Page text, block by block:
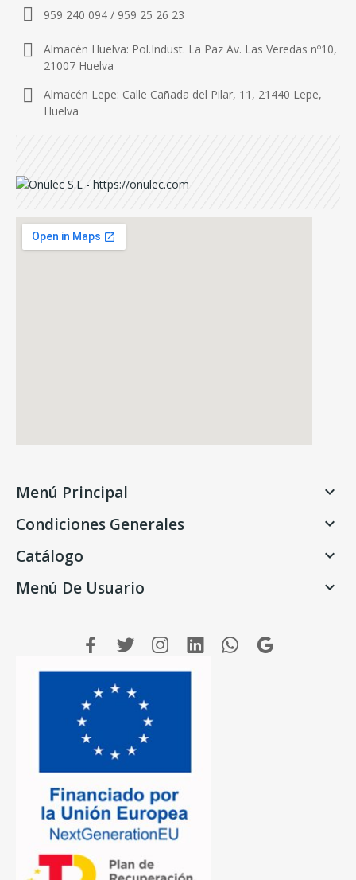
959 240 094 / 959 25 26 23
Almacén Huelva: Pol.Indust. La Paz Av. Las Veredas nº10,
21007 Huelva
Almacén Lepe: Calle Cañada del Pilar, 11, 21440 Lepe,
Huelva
Menú Principal 
Condiciones Generales 
Catálogo 
Menú De Usuario 